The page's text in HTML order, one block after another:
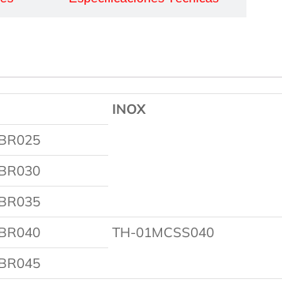
INOX
TH-01MCSS040